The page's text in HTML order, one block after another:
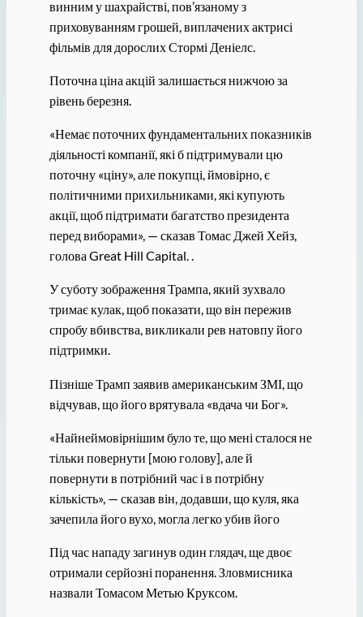
винним у шахрайстві, пов’язаному з
приховуванням грошей, виплачених актрисі
фільмів для дорослих Стормі Деніелс.
Поточна ціна акцій залишається нижчою за
рівень березня.
«Немає поточних фундаментальних показників
діяльності компанії, які б підтримували цю
поточну «ціну», але покупці, ймовірно, є
політичними прихильниками, які купують
акції, щоб підтримати багатство президента
перед виборами», — сказав Томас Джей Хейз,
голова Great Hill Capital. .
У суботу зображення Трампа, який зухвало
тримає кулак, щоб показати, що він пережив
спробу вбивства, викликали рев натовпу його
підтримки.
Пізніше Трамп заявив американським ЗМІ, що
відчував, що його врятувала «вдача чи Бог».
«Найнеймовірнішим було те, що мені сталося не
тільки повернути [мою голову], але й
повернути в потрібний час і в потрібну
кількість», — сказав він, додавши, що куля, яка
зачепила його вухо, могла легко убив його
Під час нападу загинув один глядач, ще двоє
отримали серйозні поранення. Зловмисника
назвали Томасом Метью Круксом.